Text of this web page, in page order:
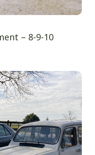
– 8-9-10